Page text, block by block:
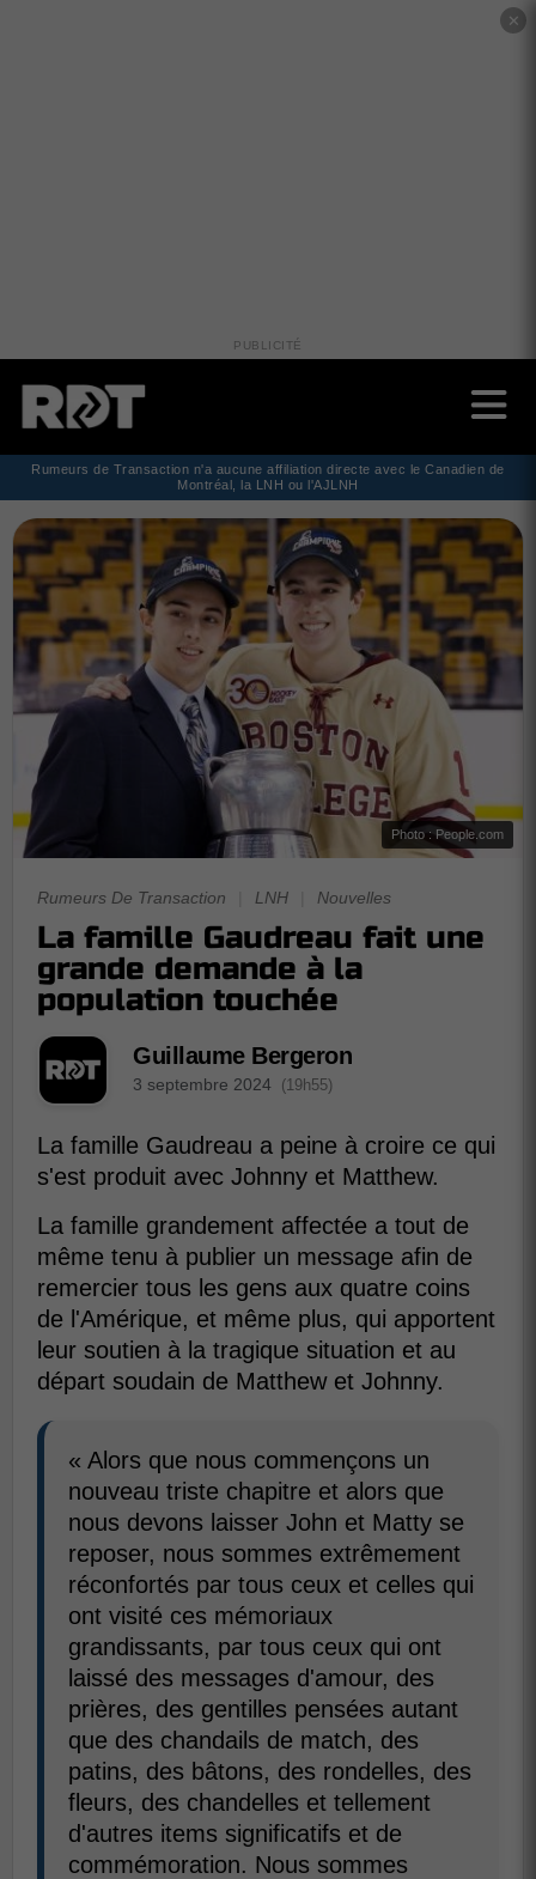
✕
PUBLICITÉ
Rumeurs de Transaction n'a aucune affiliation directe avec le Canadien de
Montréal, la LNH ou l'AJLNH
Photo : People.com
Rumeurs De Transaction LNH Nouvelles
La famille Gaudreau fait une
grande demande à la
population touchée
Guillaume Bergeron
3 septembre 2024 (19h55)
La famille Gaudreau a peine à croire ce qui
s'est produit avec Johnny et Matthew.
La famille grandement affectée a tout de
même tenu à publier un message afin de
remercier tous les gens aux quatre coins
de l'Amérique, et même plus, qui apportent
leur soutien à la tragique situation et au
départ soudain de Matthew et Johnny.
« Alors que nous commençons un
nouveau triste chapitre et alors que
nous devons laisser John et Matty se
reposer, nous sommes extrêmement
réconfortés par tous ceux et celles qui
ont visité ces mémoriaux
grandissants, par tous ceux qui ont
laissé des messages d'amour, des
prières, des gentilles pensées autant
que des chandails de match, des
patins, des bâtons, des rondelles, des
fleurs, des chandelles et tellement
d'autres items significatifs et de
commémoration. Nous sommes